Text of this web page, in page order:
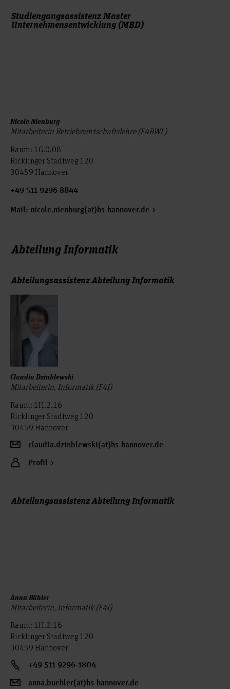
Studiengangsassistenz Master
Unternehmensentwicklung (MBD)
Nicole Nienburg
Mitarbeiterin Betriebswirtschaftslehre (F4BWL)
Raum: 1G.0.08
Ricklinger Stadtweg 120
30459 Hannover
+49 511 9296 8844
Mail: nicole.nienburg(at)hs-hannover.de
Abteilung Informatik
Abteilungsassistenz Abteilung Informatik
Claudia Dzinblewski
Mitarbeiterin, Informatik (F4I)
Raum: 1H.2.16
Ricklinger Stadtweg 120
30459 Hannover
claudia.dzinblewski(at)hs-hannover.de
Profil
Abteilungsassistenz Abteilung Informatik
Anna Bühler
Mitarbeiterin, Informatik (F4I)
Raum: 1H.2.16
Ricklinger Stadtweg 120
30459 Hannover
+49 511 9296-1804
anna.buehler(at)hs-hannover.de